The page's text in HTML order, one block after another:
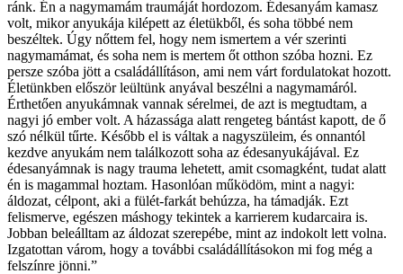
ránk. Én a nagymamám traumáját hordozom. Édesanyám kamasz
volt, mikor anyukája kilépett az életükből, és soha többé nem
beszéltek. Úgy nőttem fel, hogy nem ismertem a vér szerinti
nagymamámat, és soha nem is mertem őt otthon szóba hozni. Ez
persze szóba jött a családállításon, ami nem várt fordulatokat hozott.
Életünkben először leültünk anyával beszélni a nagymamáról.
Érthetően anyukámnak vannak sérelmei, de azt is megtudtam, a
nagyi jó ember volt. A házassága alatt rengeteg bántást kapott, de ő
szó nélkül tűrte. Később el is váltak a nagyszüleim, és onnantól
kezdve anyukám nem találkozott soha az édesanyukájával. Ez
édesanyámnak is nagy trauma lehetett, amit csomagként, tudat alatt
én is magammal hoztam. Hasonlóan működöm, mint a nagyi:
áldozat, célpont, aki a fülét-farkát behúzza, ha támadják. Ezt
felismerve, egészen máshogy tekintek a karrierem kudarcaira is.
Jobban beleálltam az áldozat szerepébe, mint az indokolt lett volna.
Izgatottan várom, hogy a további családállításokon mi fog még a
felszínre jönni.”